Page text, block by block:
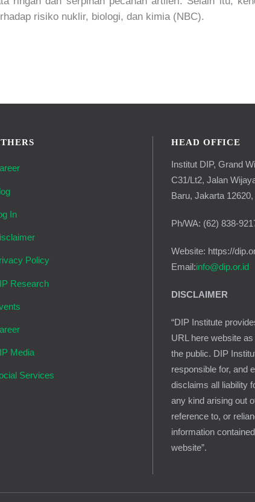
risiko nuklir, biologi, dan kimia (NBC).
In
Policy
Research
Media
Services
HEAD OFFICE
Institut DIP, Grand
C31/Lt2, Jalan
Baru, Jakarta
Ph/WA: (62) 838-
Website: https://
Email:info@dip.or.id
DISCLAIMER
“DIP Institute
URL here website
the public. DIP
responsible for, and
disclaims all liability
any kind arising out
reference to, or
information
website”.